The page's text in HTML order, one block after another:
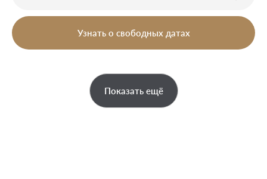
Узнать о свободных датах
Показать ещё